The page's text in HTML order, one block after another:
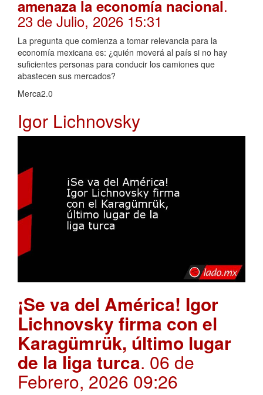
amenaza la economía nacional.
23 de Julio, 2026 15:31
La pregunta que comienza a tomar relevancia para la
economía mexicana es: ¿quién moverá al país si no hay
suficientes personas para conducir los camiones que
abastecen sus mercados?
Merca2.0
Igor Lichnovsky
¡Se va del América! Igor
Lichnovsky firma con el
Karagümrük, último lugar
de la liga turca. 06 de
Febrero, 2026 09:26